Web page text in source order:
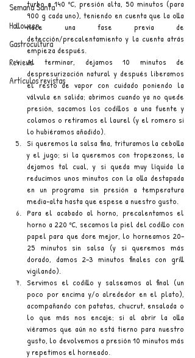
Semana Santa
Halloween
Gastrocultura
Reviews
Artículos revistas
turbo a 140 ºC, presión alta, 50 minutos (para
900 g cada uno), teniendo en cuenta que la olla
hace una fase previa de
detección/precalentamiento y la cuenta atrás
empieza después.
Al terminar, dejamos 10 minutos de
despresurización natural y después liberamos
el resto de vapor con cuidado poniendo la
válvula en salida; abrimos cuando ya no quede
presión, sacamos los codillos a una fuente y
colamos o retiramos el laurel (y el romero si
lo hubiéramos añadido).
Si queremos la salsa fina, trituramos la cebolla
y el jugo; si la queremos con tropezones, la
dejamos tal cual, y si queda muy líquida la
reducimos unos minutos con la olla destapada
en un programa sin presión a temperatura
media-alta hasta que espese a nuestro gusto.
Para el acabado al horno, precalentamos el
horno a 220 ºC, secamos la piel del codillo con
papel para que dore mejor, lo horneamos 20–
25 minutos sin salsa (y si queremos más
dorado, damos 2–3 minutos finales con grill
vigilando).
Servimos el codillo y salseamos al final (un
poco por encima y/o alrededor en el plato),
acompañando con patatas, chucrut, ensalada o
lo que más nos encaje; si al abrir la olla
viéramos que aún no está tierno para nuestro
gusto, lo devolvemos a presión 10 minutos más
y repetimos el horneado.